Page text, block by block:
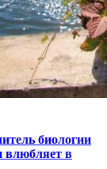
биологии
влюбляет в